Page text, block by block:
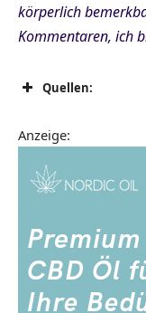
körperlich
Kommentaren, ich
Quellen:
Szostak
Epel &
Telomerverkürzung
Einfluss von
Beschleunigte
(Psychosomatic
Anzeige: